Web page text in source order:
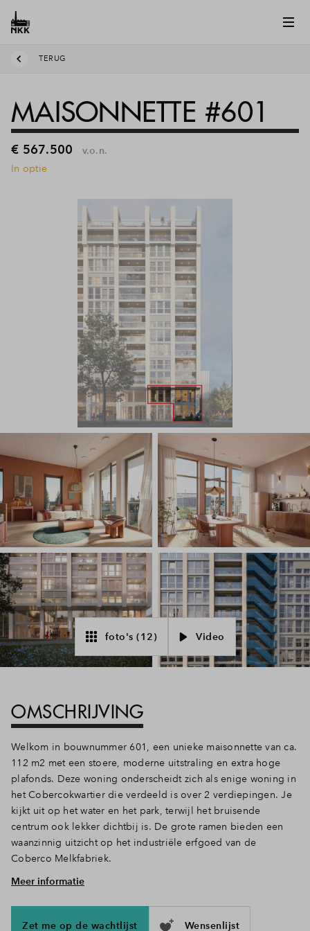
Inloggen
TERUG
MAISONNETTE #601
€ 567.500
v.o.n.
In optie
foto's (12) Video
OMSCHRIJVING
Welkom in bouwnummer 601, een unieke maisonnette van ca.
112 m2 met een stoere, moderne uitstraling en extra hoge
plafonds. Deze woning onderscheidt zich als enige woning in
het Cobercokwartier die verdeeld is over 2 verdiepingen. Je
kijkt uit op het water en het park, terwijl het bruisende
centrum ook lekker dichtbij is. De grote ramen bieden een
waanzinnig uitzicht op het industriële erfgoed van de
Coberco Melkfabriek.
Eigen entree en terras op het zuiden
waar je direct de ruimte en mogelijkheden van deze woning
Meer informatie
Zet me op de wachtlijst Wensenlijst